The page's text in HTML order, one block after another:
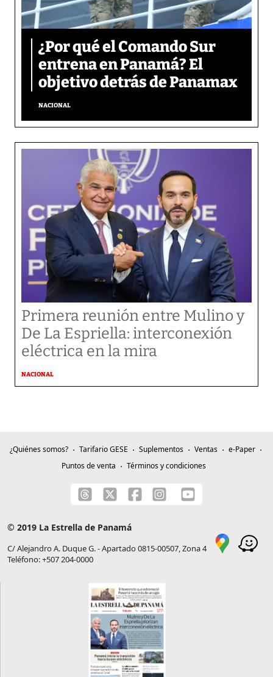
¿Por qué el Comando Sur
entrena en Panamá? El
objetivo detrás de Panamax
NACIONAL
Primera reunión entre Mulino y
De La Espriella: interconexión
eléctrica en la mira
NACIONAL
¿Quiénes somos? Tarifario GESE Suplementos Ventas
e-Paper
Puntos de venta
Términos y condiciones
© 2019 La Estrella de Panamá
C/ Alejandro A. Duque G. - Apartado 0815-00507, Zona 4
Teléfono: +507 204-0000